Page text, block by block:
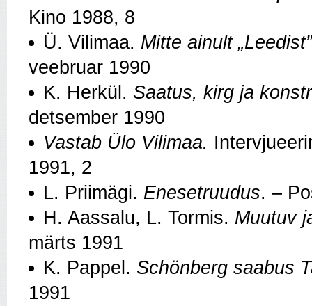
Kino 1988, 8
Ü. Vilimaa. Mitte ainult „Leedist”
veebruar 1990
K. Herkül. Saatus, kirg ja
detsember 1990
Vastab Ülo Vilimaa.
1991, 2
L. Priimägi. Enesetruudus. –
H. Aassalu, L. Tormis. Muutuv
märts 1991
K. Pappel. Schönberg saabus
1991